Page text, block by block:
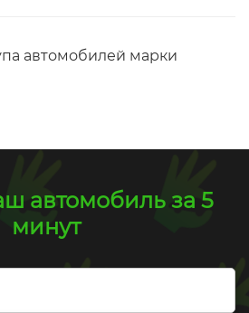
автомобилей марки
автомобиль за 5
минут